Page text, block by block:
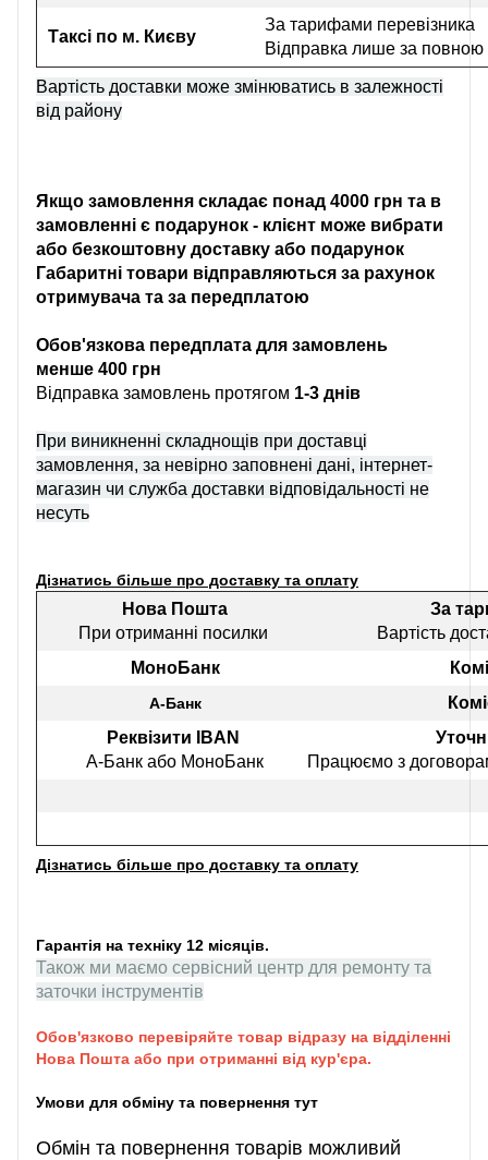
Таксі по м. Києву
За тарифами перевізника
Відправка лише за
Вартість доставки може змінюватись в залежності
від району
Якщо замовлення складає понад 4000 грн та в
замовленні є подарунок - клієнт може вибрати
або безкоштовну доставку або подарунок
Габаритні товари відправляються за рахунок
отримувача та за передплатою
Обов'язкова передплата для замовлень
менше 400 грн
Відправка замовлень протягом 1-3 днів
При виникненні складнощів при доставці
замовлення, за невірно заповнені дані, інтернет-
магазин чи служба доставки відповідальності не
несуть
Дізнатись більше про доставку та оплату
Нова Пошта
При отриманні посилки
За
Вартість
МоноБанк
А-Банк
Реквізити IBAN
А-Банк або МоноБанк
Працюємо з
Дізнатись більше про доставку та оплату
Гарантія на техніку 12 місяців.
Також ми маємо сервісний центр для ремонту та
заточки інструментів
Обов'язково перевіряйте товар відразу на відділенні
Нова Пошта або при отриманні від кур'єра.
Умови для обміну та повернення тут
Обмін та повернення товарів можливий